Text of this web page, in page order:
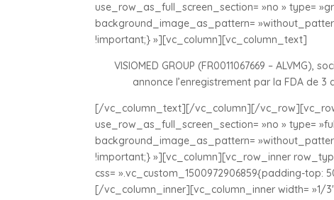
use_row_as_full_screen_section= »no » type=
background_image_as_pattern=
!important;} »][vc_column][vc_column_text]
VISIOMED GROUP (FR0011067669 –
annonce l’enregistrement par la FDA de
[/vc_column_text][/vc_column][/
use_row_as_full_screen_section= »no » type=
background_image_as_pattern=
!important;} »][vc_column][vc_row_inner
css= ».vc_custom_1500972906859{padding-top:
[/vc_column_inner][vc_column_inner width= »1/